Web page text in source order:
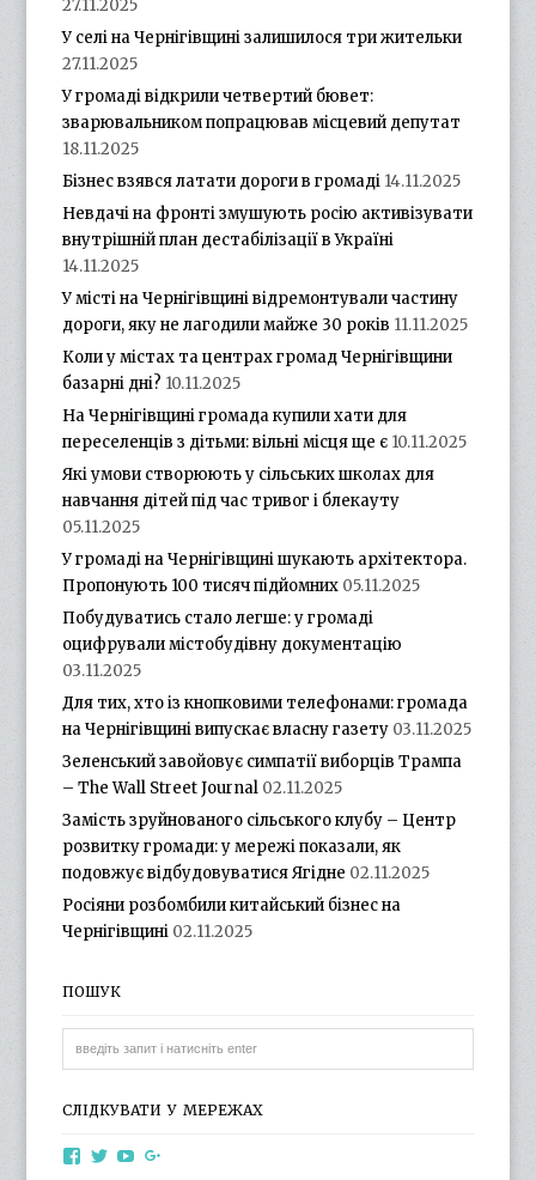
27.11.2025
У селі на Чернігівщині залишилося три жительки
27.11.2025
У громаді відкрили четвертий бювет:
зварювальником попрацював місцевий депутат
18.11.2025
Бізнес взявся латати дороги в громаді 14.11.2025
Невдачі на фронті змушують росію активізувати
внутрішній план дестабілізації в Україні
14.11.2025
У місті на Чернігівщині відремонтували частину
дороги, яку не лагодили майже 30 років 11.11.2025
Коли у містах та центрах громад Чернігівщини
базарні дні? 10.11.2025
На Чернігівщині громада купили хати для
переселенців з дітьми: вільні місця ще є 10.11.2025
Які умови створюють у сільських школах для
навчання дітей під час тривог і блекауту
05.11.2025
У громаді на Чернігівщині шукають архітектора.
Пропонують 100 тисяч підйомних 05.11.2025
Побудуватись стало легше: у громаді
оцифрували містобудівну документацію
03.11.2025
Для тих, хто із кнопковими телефонами: громада
на Чернігівщині випускає власну газету 03.11.2025
Зеленський завойовує симпатії виборців Трампа
– The Wall Street Journal 02.11.2025
Замість зруйнованого сільського клубу – Центр
розвитку громади: у мережі показали, як
подовжує відбудовуватися Ягідне 02.11.2025
Росіяни розбомбили китайський бізнес на
Чернігівщині 02.11.2025
ПОШУК
СЛІДКУВАТИ У МЕРЕЖАХ
ViewViewView